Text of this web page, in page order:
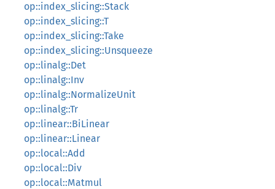
op::index_slicing::Stack
op::index_slicing::T
op::index_slicing::Take
op::index_slicing::Unsqueeze
op::linalg::Det
op::linalg::Inv
op::linalg::NormalizeUnit
op::linalg::Tr
op::linear::BiLinear
op::linear::Linear
op::local::Add
op::local::Div
op::local::Matmul